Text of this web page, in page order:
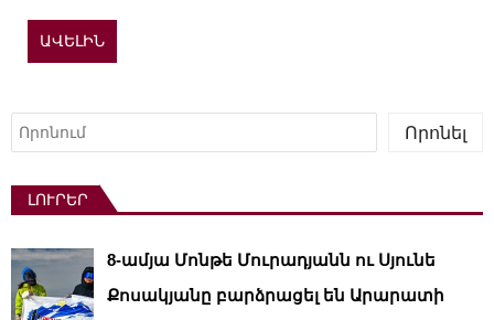
ԱՎԵԼԻՆ
Որոնել
Որոնել
ԼՈՒՐԵՐ
8-ամյա Մոնթե Մուրադյանն ու Սյունե
Քոսակյանը բարձրացել են Արարատի